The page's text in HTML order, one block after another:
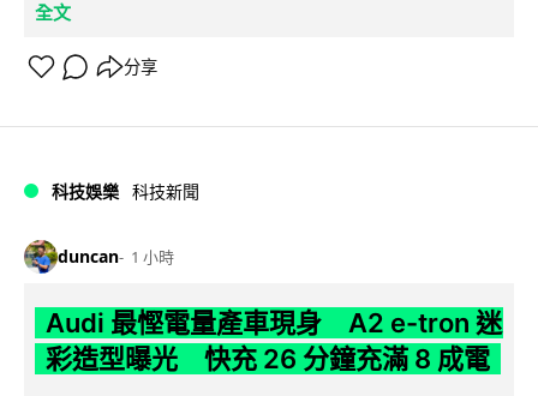
全文
分享
科技娛樂 科技新聞
duncan 1 小時
Audi 最慳電量產車現身 A2 e-tron 迷
彩造型曝光 快充 26 分鐘充滿 8 成電